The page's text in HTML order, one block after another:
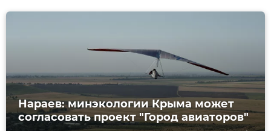
Нараев: минэкологии Крыма может
согласовать проект "Город авиаторов"